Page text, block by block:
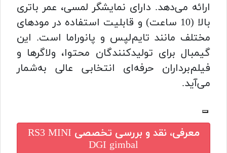
ارائه می‌دهد. دارای نمایشگر لمسی، عمر باتری
بالا (10 ساعت) و قابلیت استفاده در مودهای
مختلف مانند تایم‌لپس و پانوراما است. این
گیمبال برای تولیدکنندگان محتوا، ولاگرها و
فیلم‌برداران حرفه‌ای انتخابی عالی به‌شمار
می‌آید.
معرفی، نقد و بررسی تخصصی RS3 MINI
DGI gimbal